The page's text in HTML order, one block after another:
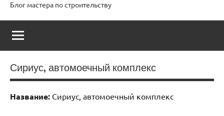
Блог мастера по строительству
Сириус, автомоечный комплекс
Название: Сириус, автомоечный комплекс